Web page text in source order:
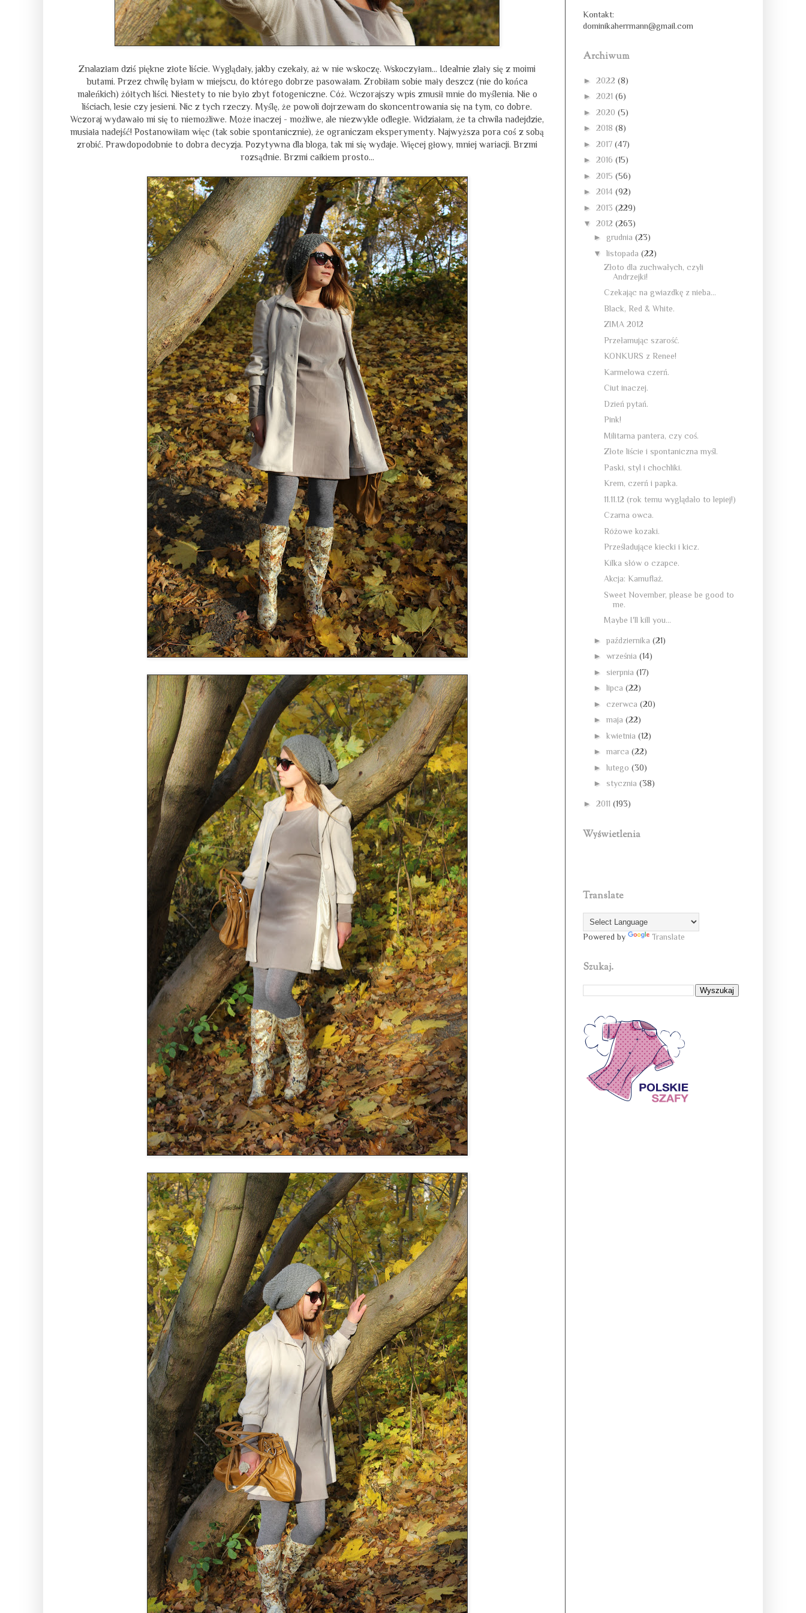
Znalazłam dziś piękne złote liście. Wyglądały, jakby czekały, aż w nie wskoczę. Wskoczyłam... Idealnie zlały się z moimi
butami. Przez chwilę byłam w miejscu, do którego dobrze pasowałam. Zrobiłam sobie mały deszcz (nie do końca
maleńkich) żółtych liści. Niestety to nie było zbyt fotogeniczne. Cóż. Wczorajszy wpis zmusił mnie do myślenia. Nie o
liściach, lesie czy jesieni. Nic z tych rzeczy. Myślę, że powoli dojrzewam do skoncentrowania się na tym, co dobre.
Wczoraj wydawało mi się to niemożliwe. Może inaczej - możliwe, ale niezwykle odległe. Widziałam, że ta chwila nadejdzie,
musiała nadejść! Postanowiłam więc (tak sobie spontanicznie), że ograniczam eksperymenty. Najwyższa pora coś z sobą
zrobić. Prawdopodobnie to dobra decyzja. Pozytywna dla bloga, tak mi się wydaje. Więcej głowy, mniej wariacji. Brzmi
rozsądnie. Brzmi całkiem prosto...
Kontakt:
dominikaherrmann@gmail.com
Archiwum
► 2022 (8)
► 2021 (6)
► 2020 (5)
► 2018 (8)
► 2017 (47)
► 2016 (15)
► 2015 (56)
► 2014 (92)
► 2013 (229)
▼ 2012 (263)
► grudnia (23)
▼ listopada (22)
Złoto dla zuchwałych, czyli
Andrzejki!
Czekając na gwiazdkę z nieba...
Black, Red & White.
ZIMA 2012
Przełamując szarość.
KONKURS z Renee!
Karmelowa czerń.
Ciut inaczej.
Dzień pytań.
Pink!
Militarna pantera, czy coś.
Złote liście i spontaniczna myśl.
Paski, styl i chochliki.
Krem, czerń i papka.
11.11.12 (rok temu wyglądało to lepiej!)
Czarna owca.
Różowe kozaki.
Prześladujące kiecki i kicz.
Kilka słów o czapce.
Akcja: Kamuflaż.
Sweet November, please be good to
me.
Maybe I'll kill you...
► października (21)
► września (14)
► sierpnia (17)
► lipca (22)
► czerwca (20)
► maja (22)
► kwietnia (12)
► marca (22)
► lutego (30)
► stycznia (38)
► 2011 (193)
Wyświetlenia
Translate
Powered by Translate
Szukaj.